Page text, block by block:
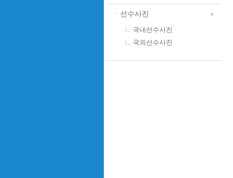
ㆍ선수사진
국내선수사진
국외선수사진